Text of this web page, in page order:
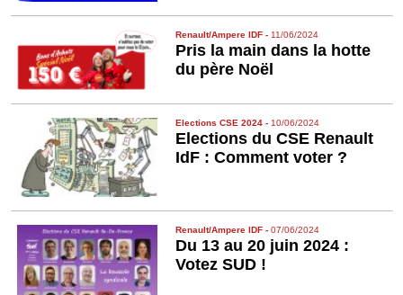
Renault/Ampere IDF - 11/06/2024
Pris la main dans la hotte
du père Noël
Elections CSE 2024 - 10/06/2024
Elections du CSE Renault
IdF : Comment voter ?
Renault/Ampere IDF -07/06/2024
Du 13 au 20 juin 2024 :
Votez SUD !